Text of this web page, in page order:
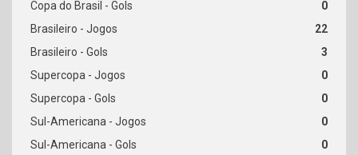
0
22
3
0
0
0
0